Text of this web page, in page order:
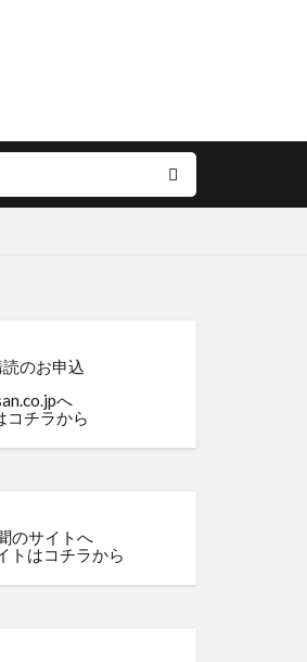
コチラから
トはコチラから